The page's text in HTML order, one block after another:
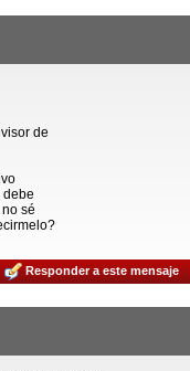
de
debe
sé
Responder a este mensaje